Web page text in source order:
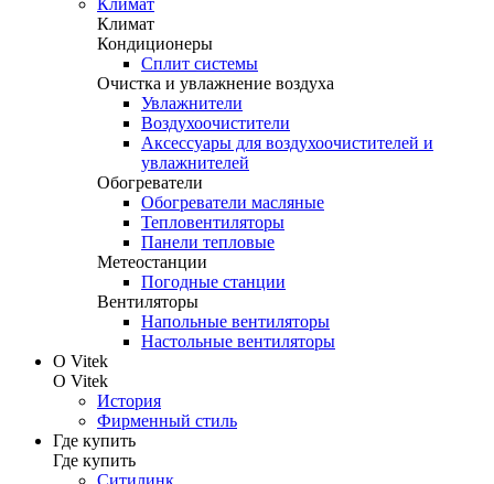
Климат
Климат
Кондиционеры
Сплит системы
Очистка и увлажнение воздуха
Увлажнители
Воздухоочистители
Аксессуары для воздухоочистителей и
увлажнителей
Обогреватели
Обогреватели масляные
Тепловентиляторы
Панели тепловые
Метеостанции
Погодные станции
Вентиляторы
Напольные вентиляторы
Настольные вентиляторы
О Vitek
О Vitek
История
Фирменный стиль
Где купить
Где купить
Ситилинк